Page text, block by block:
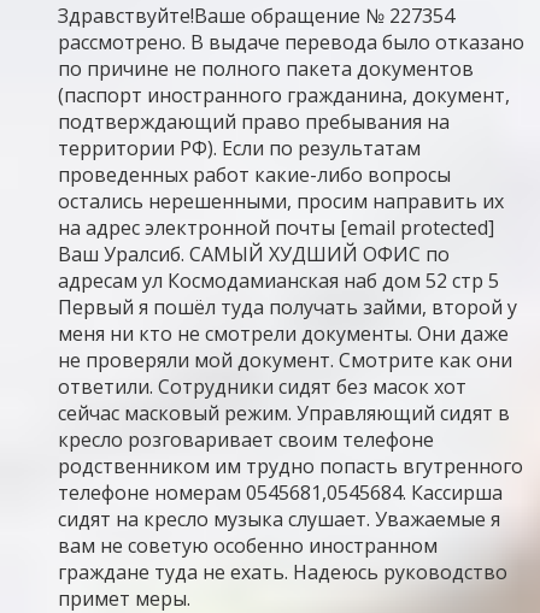
Здравствуйте!Ваше обращение № 227354
рассмотрено. В выдаче перевода было отказано
по причине не полного пакета документов
(паспорт иностранного гражданина, документ,
подтверждающий право пребывания на
территории РФ). Если по результатам
проведенных работ какие-либо вопросы
остались нерешенными, просим направить их
на адрес электронной почты [email protected]
Ваш Уралсиб. САМЫЙ ХУДШИЙ ОФИС по
адресам ул Космодамианская наб дом 52 стр 5
Первый я пошёл туда получать займи, второй у
меня ни кто не смотрели документы. Они даже
не проверяли мой документ. Смотрите как они
ответили. Сотрудники сидят без масок хот
сейчас масковый режим. Управляющий сидят в
кресло розговаривает своим телефоне
родственником им трудно попасть вгутренного
телефоне номерам 0545681,0545684. Кассирша
сидят на кресло музыка слушает. Уважаемые я
вам не советую особенно иностранном
граждане туда не ехать. Надеюсь руководство
примет меры.